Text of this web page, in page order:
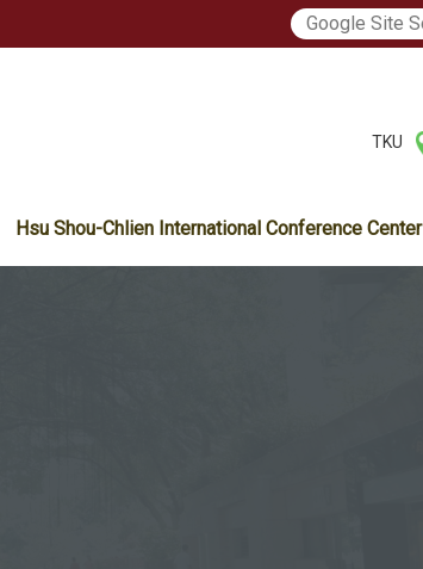
TKU
Hsu Shou-Chlien International Conference Center